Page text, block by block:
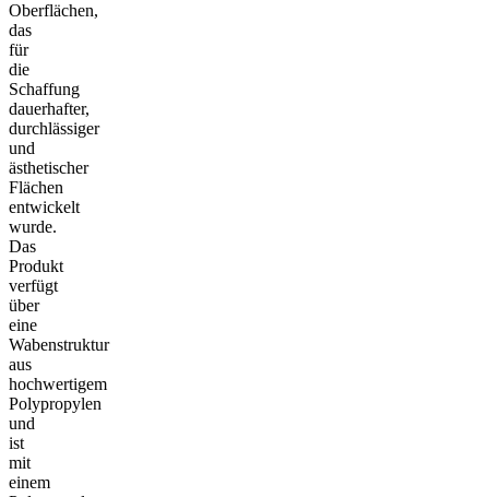
Oberflächen,
das
für
die
Schaffung
dauerhafter,
durchlässiger
und
ästhetischer
Flächen
entwickelt
wurde.
Das
Produkt
verfügt
über
eine
Wabenstruktur
aus
hochwertigem
Polypropylen
und
ist
mit
einem